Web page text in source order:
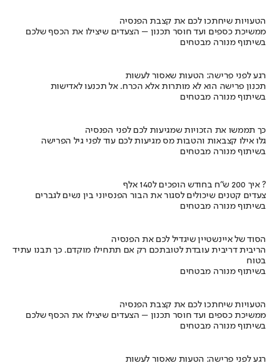
הטעויות שיחתכו לכם את קצבת הפנסיה
ממשיכת כספים ועד חוסר תכנון – הצעדים שיצילו את הכסף שלכם
בשיתוף מנורה מבטחים
רגע לפני פרישה: הטעות שאסור לעשות
תכנון פרישה הוא לא מותרות אלא הכרח. אל תכנעו לאדישות
בשיתוף מנורה מבטחים
כך תממשו את הזכויות שמגיעות לכם לפני הפנסיה
גלו אילו קצבאות והטבות מס מגיעות לכם עוד לפני גיל הפרישה
בשיתוף מנורה מבטחים
איך 200 ש"ח בחודש הופכים ל140 אלף ?
צעדים קטנים שיכולים לסגור את הבור הפנסיוני בין נשים לגברים
בשיתוף מנורה מבטחים
הסוד של איינשטיין שיגדיל לכם את הפנסיה
הריבית דריבית עובדת לטובתכם רק אם תתחילו מוקדם. כך תבנו עתיד
בטוח
בשיתוף מנורה מבטחים
הטעויות שיחתכו לכם את קצבת הפנסיה
ממשיכת כספים ועד חוסר תכנון – הצעדים שיצילו את הכסף שלכם
בשיתוף מנורה מבטחים
רגע לפני פרישה: הטעות שאסור לעשות